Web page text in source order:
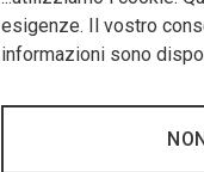
esigenze. Il vostro
informazioni sono